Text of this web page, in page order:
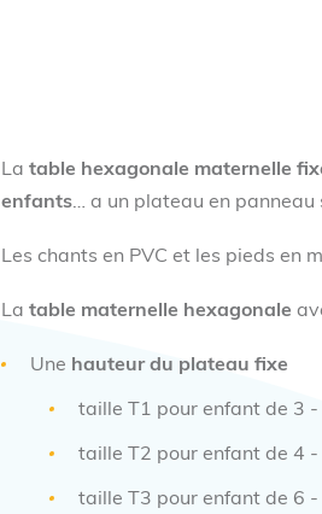
La table hexagonale maternelle
enfants… a un plateau en
Les chants en PVC et les pieds en
La table maternelle hexagonale
Une hauteur du plateau fixe
taille T1 pour enfant de 3
taille T2 pour enfant de 4
taille T3 pour enfant de 6